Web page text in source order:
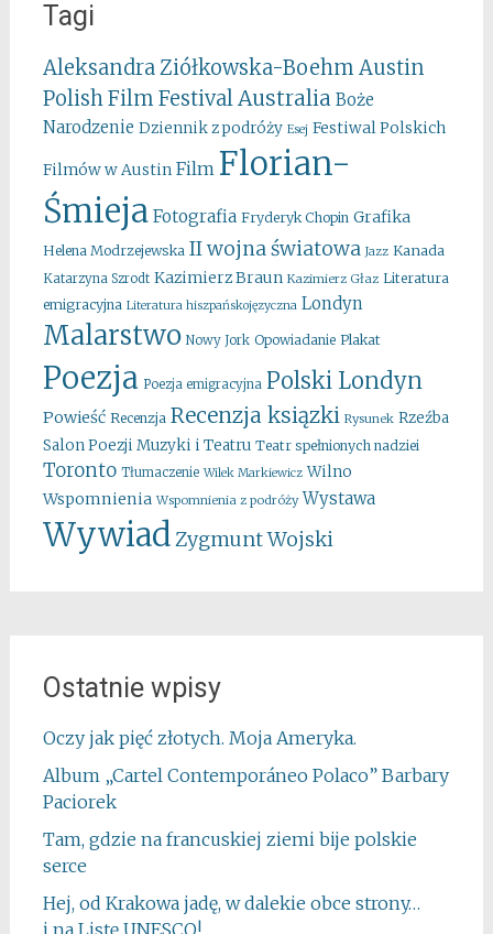
Tagi
Aleksandra Ziółkowska-Boehm Austin
Polish Film FestivalAustralia Boże
Narodzenie Dziennik z podróży Esej Festiwal Polskich
Filmów w Austin Film Florian-
Śmieja Fotografia Fryderyk Chopin Grafika
Helena Modrzejewska II wojna światowa Jazz Kanada
Katarzyna Szrodt Kazimierz Braun Kazimierz Głaz Literatura
emigracyjna Literatura hiszpańskojęzyczna Londyn
Malarstwo Nowy Jork Opowiadanie Plakat
Poezja Poezja emigracyjna Polski Londyn
Powieść Recenzja Recenzja ksiązki Rysunek Rzeźba
Salon Poezji Muzyki i Teatru Teatr spełnionych nadziei
Toronto Tłumaczenie Wilek Markiewicz Wilno
Wspomnienia Wspomnienia z podróży Wystawa
WywiadZygmunt Wojski
Ostatnie wpisy
Oczy jak pięć złotych. Moja Ameryka.
Album „Cartel Contemporáneo Polaco” Barbary
Paciorek
Tam, gdzie na francuskiej ziemi bije polskie
serce
Hej, od Krakowa jadę, w dalekie obce strony…
i na Listę UNESCO!